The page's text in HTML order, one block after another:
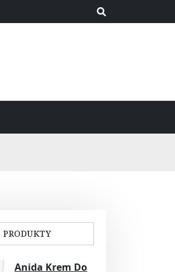
PRODUKTY
Anida Krem Do